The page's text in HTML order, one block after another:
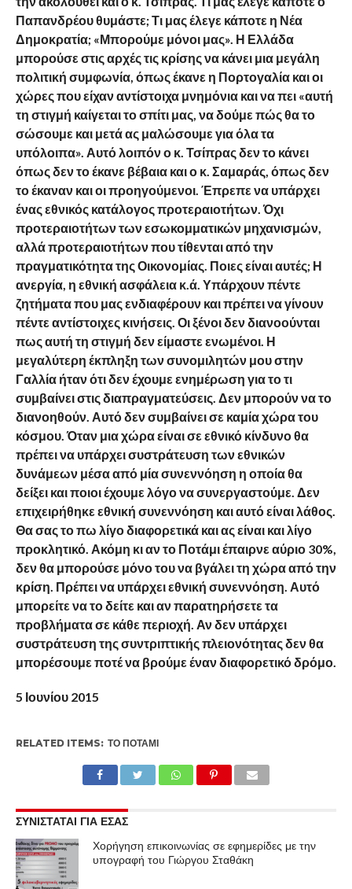
Παπανδρέου θυμάστε; Τι μας έλεγε κάποτε η Νέα
Δημοκρατία; «Μπορούμε μόνοι μας». Η Ελλάδα
μπορούσε στις αρχές τις κρίσης να κάνει μια μεγάλη
πολιτική συμφωνία, όπως έκανε η Πορτογαλία και οι
χώρες που είχαν αντίστοιχα μνημόνια και να πει «αυτή
τη στιγμή καίγεται το σπίτι μας, να δούμε πώς θα το
σώσουμε και μετά ας μαλώσουμε για όλα τα
υπόλοιπα». Αυτό λοιπόν ο κ. Τσίπρας δεν το κάνει
όπως δεν το έκανε βέβαια και ο κ. Σαμαράς, όπως δεν
το έκαναν και οι προηγούμενοι. Έπρεπε να υπάρχει
ένας εθνικός κατάλογος προτεραιοτήτων. Όχι
προτεραιοτήτων των εσωκομματικών μηχανισμών,
αλλά προτεραιοτήτων που τίθενται από την
πραγματικότητα της Οικονομίας. Ποιες είναι αυτές; Η
ανεργία, η εθνική ασφάλεια κ.ά. Υπάρχουν πέντε
ζητήματα που μας ενδιαφέρουν και πρέπει να γίνουν
πέντε αντίστοιχες κινήσεις. Οι ξένοι δεν διανοούνται
πως αυτή τη στιγμή δεν είμαστε ενωμένοι. Η
μεγαλύτερη έκπληξη των συνομιλητών μου στην
Γαλλία ήταν ότι δεν έχουμε ενημέρωση για το τι
συμβαίνει στις διαπραγματεύσεις. Δεν μπορούν να το
διανοηθούν. Αυτό δεν συμβαίνει σε καμία χώρα του
κόσμου. Όταν μια χώρα είναι σε εθνικό κίνδυνο θα
πρέπει να υπάρχει συστράτευση των εθνικών
δυνάμεων μέσα από μία συνεννόηση η οποία θα
δείξει και ποιοι έχουμε λόγο να συνεργαστούμε. Δεν
επιχειρήθηκε εθνική συνεννόηση και αυτό είναι λάθος.
Θα σας το πω λίγο διαφορετικά και ας είναι και λίγο
προκλητικό. Ακόμη κι αν το Ποτάμι έπαιρνε αύριο 30%,
δεν θα μπορούσε μόνο του να βγάλει τη χώρα από την
κρίση. Πρέπει να υπάρχει εθνική συνεννόηση. Αυτό
μπορείτε να το δείτε και αν παρατηρήσετε τα
προβλήματα σε κάθε περιοχή. Αν δεν υπάρχει
συστράτευση της συντριπτικής πλειονότητας δεν θα
μπορέσουμε ποτέ να βρούμε έναν διαφορετικό δρόμο.
5 Ιουνίου 2015
RELATED ITEMS: ΤΟ ΠΟΤΆΜΙ
ΣΥΝΙΣΤΑΤΑΙ ΓΙΑ ΕΣΑΣ
Χορήγηση επικοινωνίας σε εφημερίδες με την
υπογραφή του Γιώργου Σταθάκη